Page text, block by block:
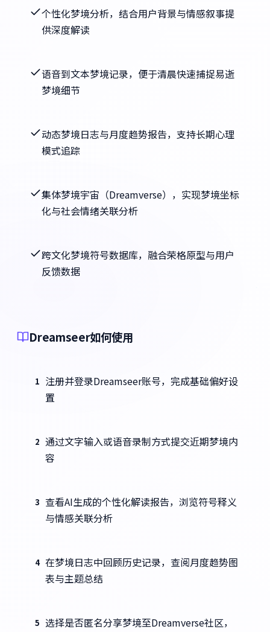
个性化梦境分析，结合用户背景与情感叙事提
供深度解读
语音到文本梦境记录，便于清晨快速捕捉易逝
梦境细节
动态梦境日志与月度趋势报告，支持长期心理
模式追踪
集体梦境宇宙（Dreamverse），实现梦境坐标
化与社会情绪关联分析
跨文化梦境符号数据库，融合荣格原型与用户
反馈数据
Dreamseer如何使用
1 注册并登录Dreamseer账号，完成基础偏好设
置
2 通过文字输入或语音录制方式提交近期梦境内
容
3 查看AI生成的个性化解读报告，浏览符号释义
与情感关联分析
4 在梦境日志中回顾历史记录，查阅月度趋势图
表与主题总结
5 选择是否匿名分享梦境至Dreamverse社区，